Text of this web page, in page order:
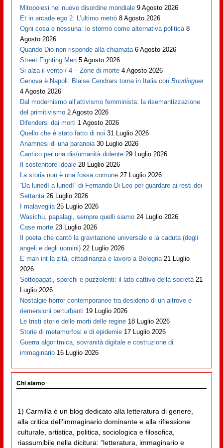
Mitopoiesi nel nuovo disordine mondiale 9 Agosto 2026
Et in arcade ego 2: L’ultimo metrò 8 Agosto 2026
Ogni cosa e nessuna: lo stormo come alternativa politica 8
Agosto 2026
Quando Dio non risponde alla chiamata 6 Agosto 2026
Street Fighting Men 5 Agosto 2026
Si alza il vento / 4 – Zone di morte 4 Agosto 2026
Genova è Napoli: Blaise Cendrars torna in Italia conBourlinguer
4 Agosto 2026
Dal modernismo all’attivismo femminista: la risemantizzazione
del primitivismo 2 Agosto 2026
Difendersi dai morti 1 Agosto 2026
Quello che è stato fatto di noi 31 Luglio 2026
Anamnesi di una paranoia 30 Luglio 2026
Cantico per una dis/umanità dolente 29 Luglio 2026
Il sostenitore ideale 28 Luglio 2026
La storia non è una fossa comune 27 Luglio 2026
“Da lunedì a lunedì” di Fernando Di Leo per guardare ai resti dei
Settanta 26 Luglio 2026
I malaveglia 25 Luglio 2026
Wasichu, papalagi, sempre quelli siamo 24 Luglio 2026
Case morte 23 Luglio 2026
Il poeta che cantò la gravitazione universale e la caduta (degli
angeli e degli uomini) 22 Luglio 2026
E man int la zità, cittadinanza e lavoro a Bologna 21 Luglio
2026
Sottopagati, sporchi e puzzolenti: il lato cattivo della società 21
Luglio 2026
Nostalgie horror contemporanee tra desiderio di un altrove e
riemersioni perturbanti 19 Luglio 2026
Le tristi storie delle morti delle regine 18 Luglio 2026
Storie di metamorfosi e di epidemie 17 Luglio 2026
Guerra algoritmica, sovranità digitale e costruzione di
immaginario 16 Luglio 2026
Chi siamo
1) Carmilla è un blog dedicato alla letteratura di genere,
alla critica dell'immaginario dominante e alla riflessione
culturale, artistica, politica, sociologica e filosofica,
riassumibile nella dicitura: “letteratura, immaginario e